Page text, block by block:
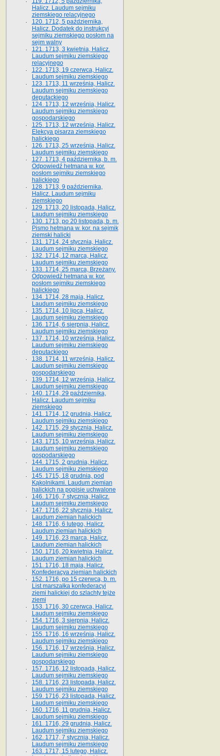
Halicz. Laudum sejmiku
ziemskiego relacyjnego
120. 1712, 5 października,
Halicz. Dodatek do instrukcyi
sejmiku ziemskiego posłom na
sejm walny
121. 1713, 3 kwietnia, Halicz.
Laudum sejmiku ziemskiego
relacyjnego
122. 1713, 19 czerwca, Halicz.
Laudum sejmiku ziemskiego
123. 1713, 11 września, Halicz.
Laudum sejmiku ziemskiego
deputackiego
124. 1713, 12 września, Halicz.
Laudum sejmiku ziemskiego
gospodarskiego
125. 1713, 12 września, Halicz.
Elekcya pisarza ziemskiego
halickiego
126. 1713, 25 września, Halicz.
Laudum sejmiku ziemskiego
127. 1713, 4 października, b. m.
Odpowiedź hetmana w. kor.
posłom sejmiku ziemskiego
halickiego
128. 1713, 9 października,
Halicz. Laudum sejmiku
ziemskiego
129. 1713, 20 listopada, Halicz.
Laudum sejmiku ziemskiego
130. 1713, po 20 listopada, b. m.
Pismo hetmana w. kor. na sejmik
ziemski halicki
131. 1714, 24 stycznia, Halicz.
Laudum sejmiku ziemskiego
132. 1714, 12 marca, Halicz.
Laudum sejmiku ziemskiego
133. 1714, 25 marca, Brzeżany.
Odpowiedź hetmana w. kor.
posłom sejmiku ziemskiego
halickiego
134. 1714, 28 maja, Halicz.
Laudum sejmiku ziemskiego
135. 1714, 10 lipca, Halicz.
Laudum sejmiku ziemskiego
136. 1714, 6 sierpnia, Halicz.
Laudum sejmiku ziemskiego
137. 1714, 10 września, Halicz.
Laudum sejmiku ziemskiego
deputackiego
138. 1714, 11 września, Halicz.
Laudum sejmiku ziemskiego
gospodarskiego
139. 1714, 12 września, Halicz.
Laudum sejmiku ziemskiego
140. 1714, 29 października,
Halicz. Laudum sejmiku
ziemskiego
141. 1714, 12 grudnia, Halicz.
Laudum sejmiku ziemskiego
142. 1715, 29 stycznia, Halicz.
Laudum sejmiku ziemskiego
143. 1715, 10 września, Halicz.
Laudum sejmiku ziemskiego
gospodarskiego
144. 1715, 2 grudnia, Halicz.
Laudum sejmiku ziemskiego
145. 1715, 18 grudnia, pod
Kąkolnikami. Laudum ziemian
halickich na popisie uchwalone
146. 1716, 7 stycznia, Halicz.
Laudum sejmiku ziemskiego
147. 1716, 22 stycznia, Halicz.
Laudum ziemian halickich
148. 1716, 6 lutego, Halicz.
Laudum ziemian halickich
149. 1716, 23 marca, Halicz.
Laudum ziemian halickich
150. 1716, 20 kwietnia, Halicz.
Laudum ziemian halickich
151. 1716, 18 maja, Halicz.
Konfederacya ziemian halickich
152. 1716, po 15 czerwca, b. m.
List marszałka konfederacyi
ziemi halickiej do szlachty tejże
ziemi
153. 1716, 30 czerwca, Halicz.
Laudum sejmiku ziemskiego
154. 1716, 3 sierpnia, Halicz.
Laudum sejmiku ziemskiego
155. 1716, 16 września, Halicz.
Laudum sejmiku ziemskiego
156. 1716, 17 września, Halicz.
Laudum sejmiku ziemskiego
gospodarskiego
157. 1716, 12 listopada, Halicz.
Laudum sejmiku ziemskiego
158. 1716, 23 listopada, Halicz.
Laudum sejmiku ziemskiego
159. 1716, 23 listopada, Halicz.
Laudum sejmiku ziemskiego
160. 1716, 11 grudnia, Halicz.
Laudum sejmiku ziemskiego
161. 1716, 29 grudnia, Halicz.
Laudum sejmiku ziemskiego
162. 1717, 7 stycznia, Halicz.
Laudum sejmiku ziemskiego
163. 1717, 15 lutego, Halicz.